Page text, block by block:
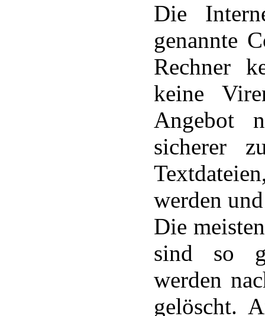
Die
genannte
Rechner
keine
Angebot
sicherer
werden
Die
sind so
werden
gelöscht.